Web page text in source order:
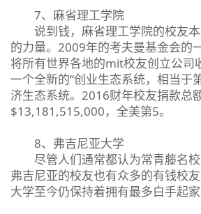
7、麻省理工学院
说到钱，麻省理工学院的校友本
的力量。2009年的考夫曼基金会的
将所有世界各地的mit校友创立公司
一个全新的“创业生态系统，相当于
济生态系统。2016财年校友捐款总
$13,181,515,000，全美第5。
8、弗吉尼亚大学
尽管人们通常都认为常青藤名校
弗吉尼亚的校友也有众多的有钱校
大学至今仍保持着拥有最多白手起家